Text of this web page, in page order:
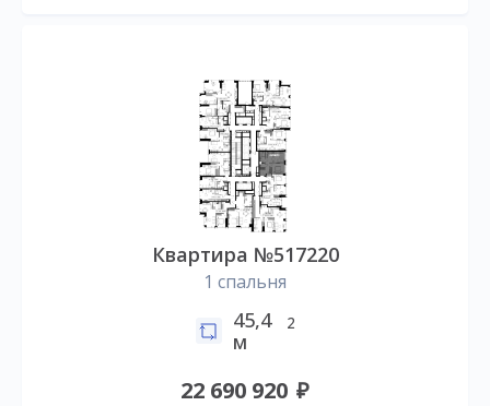
Квартира №517220
1 спальня
45,4
м
2
22 690 920